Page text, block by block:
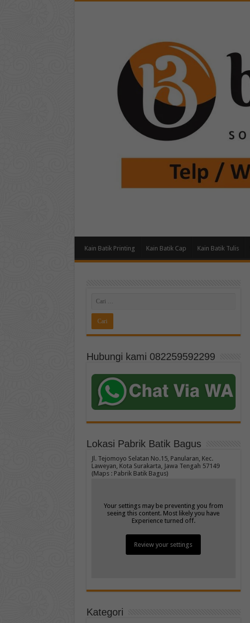
Kain Batik Printing Kain Batik Cap Kain Batik Tulis
Hubungi kami 082259592299
Lokasi Pabrik Batik Bagus
Jl. Tejomoyo Selatan No.15, Panularan, Kec.
Laweyan, Kota Surakarta, Jawa Tengah 57149
(Maps : Pabrik Batik Bagus)
Your settings may be preventing you from
seeing this content. Most likely you have
Experience turned off.
Review your settings
Kategori